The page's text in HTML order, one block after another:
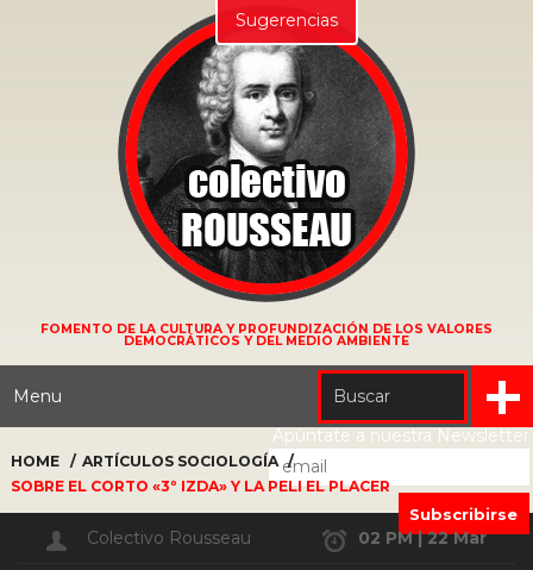
FOMENTO DE LA CULTURA Y PROFUNDIZACIÓN DE LOS VALORES
DEMOCRÁTICOS Y DEL MEDIO AMBIENTE
Menu
Apúntate a nuestra Newsletter
HOME ARTÍCULOS SOCIOLOGÍA
SOBRE EL CORTO «3º IZDA» Y LA PELI EL PLACER
Colectivo Rousseau 02 PM | 22 Mar
Sugerencias